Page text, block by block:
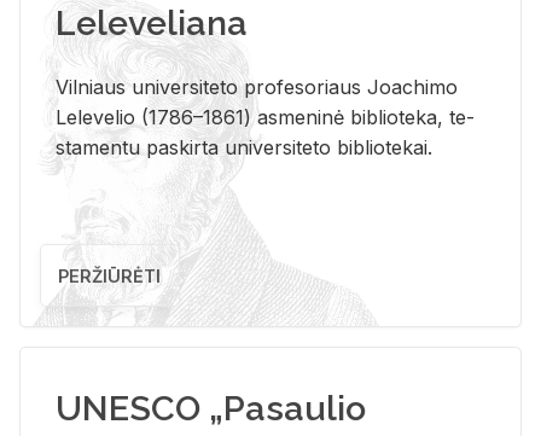
Leleveliana
Vil­niaus uni­ver­si­te­to pro­fe­so­riaus Jo­a­chi­mo
Le­le­ve­lio (1786–1861) as­me­ni­nė bi­b­lio­te­ka, te­
sta­men­tu pa­skir­ta uni­ver­si­te­to bi­b­lio­te­kai.
PERŽIŪRĖTI
UNESCO „Pasaulio